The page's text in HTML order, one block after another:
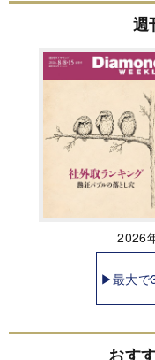
週
2026
▶最大で
おす